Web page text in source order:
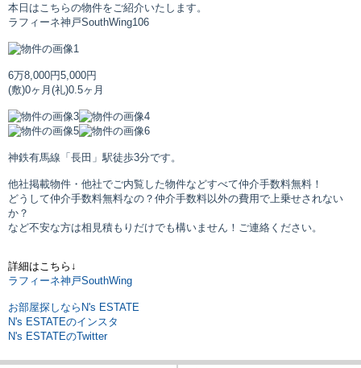
本日はこちらの物件をご紹介いたします。
ラフィーネ神戸SouthWing106
6万8,000円5,000円
(敷)0ヶ月 (礼)0.5ヶ月
神鉄有馬線「長田」駅徒歩3分です。
他社掲載物件・他社でご内覧した物件などすべて仲介手数料無料！
どうして仲介手数料無料なの？仲介手数料以外の費用で上乗せされない
か？
など不安な方は相見積もりだけでも構いません！ご連絡ください。
詳細はこちら↓
ラフィーネ神戸SouthWing
お部屋探しならN's ESTATE
N's ESTATEのインスタ
N's ESTATEのTwitter